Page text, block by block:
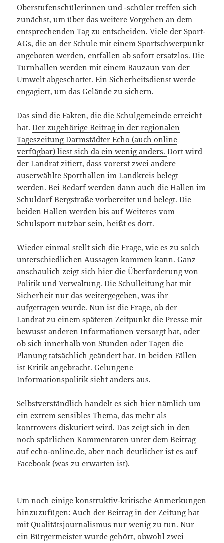
Oberstufenschülerinnen und -schüler treffen sich
zunächst, um über das weitere Vorgehen an dem
entsprechenden Tag zu entscheiden. Viele der Sport-
AGs, die an der Schule mit einem Sportschwerpunkt
angeboten werden, entfallen ab sofort ersatzlos. Die
Turnhallen werden mit einem Bauzaun von der
Umwelt abgeschottet. Ein Sicherheitsdienst werde
engagiert, um das Gelände zu sichern.
Das sind die Fakten, die die Schulgemeinde erreicht
hat.Der zugehörige Beitrag in der regionalen
Tageszeitung Darmstädter Echo (auch online
verfügbar) liest sich da ein wenig anders.Dort wird
der Landrat zitiert, dass vorerst zwei andere
auserwählte Sporthallen im Landkreis belegt
werden. Bei Bedarf werden dann auch die Hallen im
Schuldorf Bergstraße vorbereitet und belegt. Die
beiden Hallen werden bis auf Weiteres vom
Schulsport nutzbar sein, heißt es dort.
Wieder einmal stellt sich die Frage, wie es zu solch
unterschiedlichen Aussagen kommen kann. Ganz
anschaulich zeigt sich hier die Überforderung von
Politik und Verwaltung. Die Schulleitung hat mit
Sicherheit nur das weitergegeben, was ihr
aufgetragen wurde. Nun ist die Frage, ob der
Landrat zu einem späteren Zeitpunkt die Presse mit
bewusst anderen Informationen versorgt hat, oder
ob sich innerhalb von Stunden oder Tagen die
Planung tatsächlich geändert hat. In beiden Fällen
ist Kritik angebracht. Gelungene
Informationspolitik sieht anders aus.
Selbstverständlich handelt es sich hier nämlich um
ein extrem sensibles Thema, das mehr als
kontrovers diskutiert wird. Das zeigt sich in den
noch spärlichen Kommentaren unter dem Beitrag
auf echo-online.de, aber noch deutlicher ist es auf
Facebook (was zu erwarten ist).
Um noch einige konstruktiv-kritische Anmerkungen
hinzuzufügen: Auch der Beitrag in der Zeitung hat
mit Qualitätsjournalismus nur wenig zu tun. Nur
ein Bürgermeister wurde gehört, obwohl zwei